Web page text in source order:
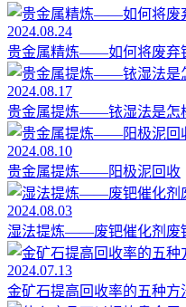
2024.08.24
贵金属精炼——如何将废弃
2024.08.17
贵金属提炼——铱湿法是怎
2024.08.10
贵金属提炼——阳极泥回收
2024.08.03
湿法提炼——废钯催化剂废
2024.07.13
金矿石提高回收率的五种方